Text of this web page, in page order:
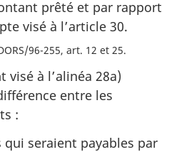
prêté et par rapport
visé à l’article 30.
96-255, art. 12 et 25
visé à l’alinéa 28a)
entre les
:
qui seraient payables par